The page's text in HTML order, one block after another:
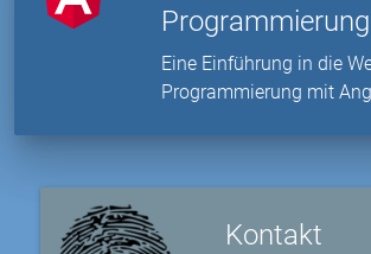
Programmierung
Eine Einführung in die
Programmierung mit
Kontakt